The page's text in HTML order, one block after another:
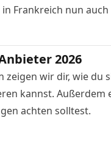
Frankreich nun auch
2026
zeigen wir dir, wie du
kannst. Außerdem
achten solltest.